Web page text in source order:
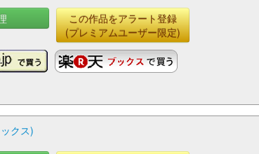
この作品をアラート登録
(プレミアムユーザー限定)
クス)